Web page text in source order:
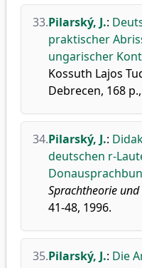
33.Pilarský, J.:
praktischer
ungarischer
Kossuth Lajos
Debrecen, 168
34.Pilarský, J.:
deutschen r-
Sprachtheorie
41-48, 1996.
35.Pilarský, J.: Die